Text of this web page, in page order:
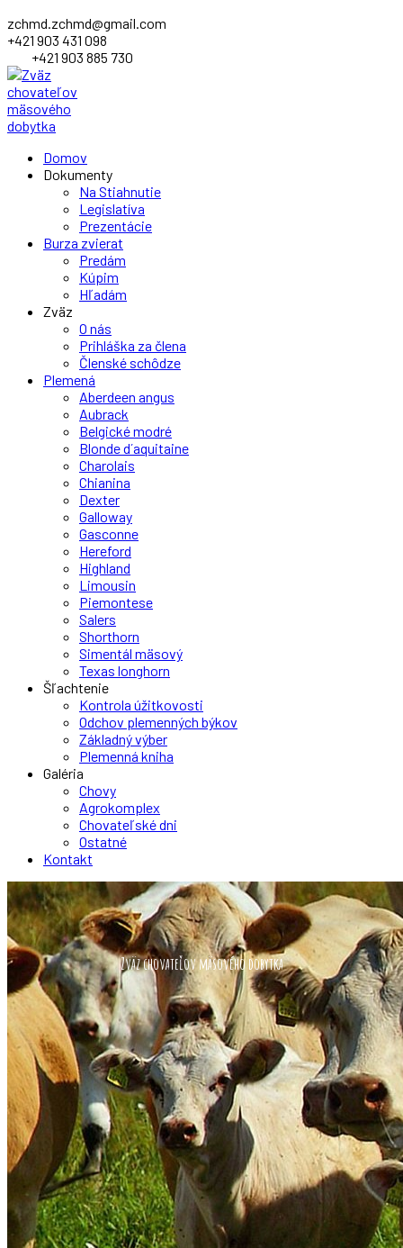
zchmd.zchmd@gmail.com
+421 903 431 098
+421 903 885 730
ProfileDomov
Dokumenty
Na Stiahnutie
Legislatíva
Prezentácie
Burza zvierat
Predám
Kúpim
Hľadám
Zväz
O nás
Prihláška za člena
Členské schôdze
Plemená
Aberdeen angus
Aubrack
Belgické modré
Blonde d´aquitaine
Charolais
Chianina
Dexter
Galloway
Gasconne
Hereford
Highland
Limousin
Piemontese
Salers
Shorthorn
Simentál mäsový
Texas longhorn
Šľachtenie
Kontrola úžitkovosti
Odchov plemenných býkov
Základný výber
Plemenná kniha
Galéria
Chovy
Agrokomplex
Chovateľské dni
Ostatné
Kontakt
Zväz chovateľov mäsového dobytka